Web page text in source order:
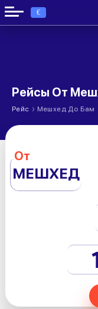
€
Рейсы От
Рейс › Мешхед До Бам
От
МЕШХЕД